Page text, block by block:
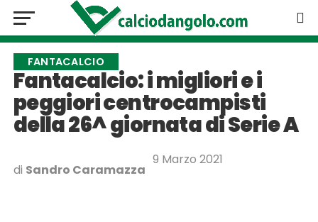
FANTACALCIO
Fantacalcio: i migliori e i
peggiori centrocampisti
della 26^ giornata di Serie A
di Sandro Caramazza
9 Marzo 2021